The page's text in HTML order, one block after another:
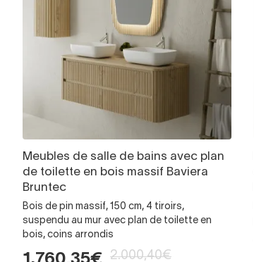
Meubles de salle de bains avec plan
de toilette en bois massif Baviera
Bruntec
Bois de pin massif, 150 cm, 4 tiroirs,
suspendu au mur avec plan de toilette en
bois, coins arrondis
2.000,40€